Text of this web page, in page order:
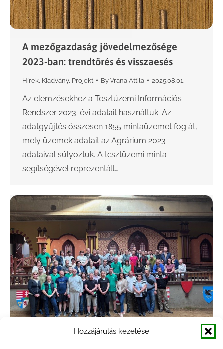
Hozzájárulás kezelése
A mezőgazdaság jövedelmezősége
2023-ban: trendtörés és visszaesés
Hírek Kiadvány, Projekt By Vrana Attila 2025.08.01.
Az elemzésekhez a Tesztüzemi Információs
Rendszer 2023. évi adatait használtuk. Az
adatgyűjtés összesen 1855 mintaüzemet fog át,
mely üzemek adatait az Agrárium 2023
adataival súlyoztuk. A tesztüzemi minta
segítségével reprezentált…